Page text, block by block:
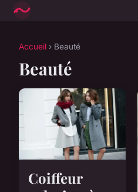
Accueil › Beauté
Beauté
Coiffeur